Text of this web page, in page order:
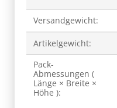
Versandgewicht:
Artikelgewicht:
Pack-
Abmessungen (
Länge × Breite ×
Höhe ):